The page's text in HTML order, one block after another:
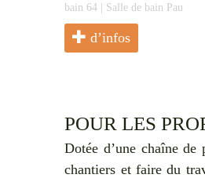
bain 64 | Salle de bain Pau
d’infos
POUR LES
Dotée d’une chaîne de
chantiers et faire du